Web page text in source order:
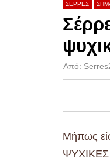
ΣΕΡΡΕΣ
Από:
Μήπως